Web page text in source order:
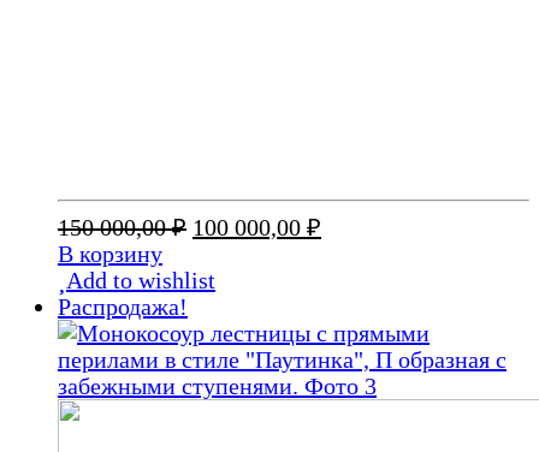
150 000,00₽ Первоначальная
составляла
000,00 ₽.
100 000,00 ₽
В корзину
Add to wishlist
Распродажа!